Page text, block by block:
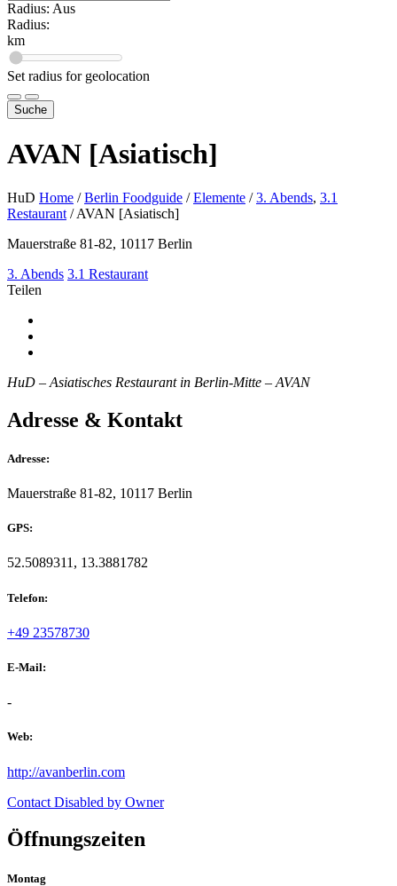
Radius: Aus
Radius:
km
Set radius for geolocation
Suche
AVAN [Asiatisch]
HuD Home / Berlin Foodguide / Elemente / 3. Abends, 3.1
Restaurant / AVAN [Asiatisch]
Mauerstraße 81-82, 10117 Berlin
3. Abends 3.1 Restaurant
Teilen
HuD – Asiatisches Restaurant in Berlin-Mitte – AVAN
Adresse & Kontakt
Adresse:
Mauerstraße 81-82, 10117 Berlin
GPS:
52.5089311, 13.3881782
Telefon:
+49 23578730
E-Mail:
-
Web:
http://avanberlin.com
Contact Disabled by Owner
Öffnungszeiten
Montag